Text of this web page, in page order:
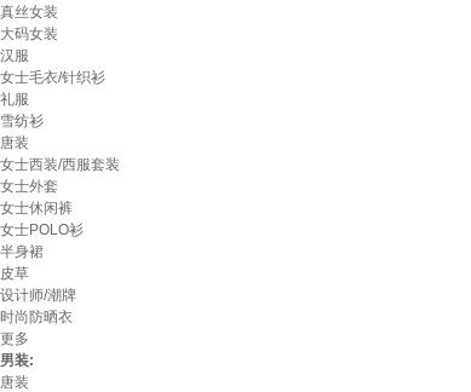
真丝女装
大码女装
汉服
女士毛衣/针织衫
礼服
雪纺衫
唐装
女士西装/西服套装
女士外套
女士休闲裤
女士POLO衫
半身裙
皮草
设计师/潮牌
时尚防晒衣
更多
男装:
唐装